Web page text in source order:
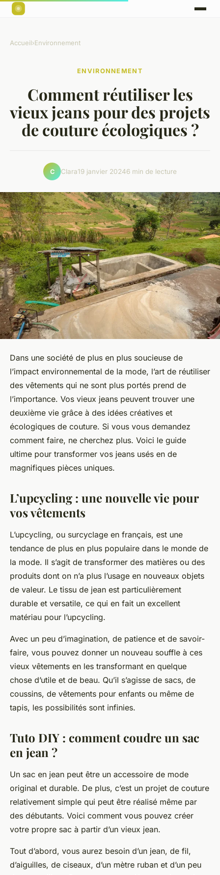
Accueil›Environnement
ENVIRONNEMENT
Comment réutiliser les
vieux jeans pour des projets
de couture écologiques ?
C Clara19 janvier 20246 min de lecture
Dans une société de plus en plus soucieuse de
l’impact environnemental de la mode, l’art de réutiliser
des vêtements qui ne sont plus portés prend de
l’importance. Vos vieux jeans peuvent trouver une
deuxième vie grâce à des idées créatives et
écologiques de couture. Si vous vous demandez
comment faire, ne cherchez plus. Voici le guide
ultime pour transformer vos jeans usés en de
magnifiques pièces uniques.
L’upcycling : une nouvelle vie pour
vos vêtements
L’upcycling, ou surcyclage en français, est une
tendance de plus en plus populaire dans le monde de
la mode. Il s’agit de transformer des matières ou des
produits dont on n’a plus l’usage en nouveaux objets
de valeur. Le tissu de jean est particulièrement
durable et versatile, ce qui en fait un excellent
matériau pour l’upcycling.
Avec un peu d’imagination, de patience et de savoir-
faire, vous pouvez donner un nouveau souffle à ces
vieux vêtements en les transformant en quelque
chose d’utile et de beau. Qu’il s’agisse de sacs, de
coussins, de vêtements pour enfants ou même de
tapis, les possibilités sont infinies.
Tuto DIY : comment coudre un sac
en jean ?
Un sac en jean peut être un accessoire de mode
original et durable. De plus, c’est un projet de couture
relativement simple qui peut être réalisé même par
des débutants. Voici comment vous pouvez créer
votre propre sac à partir d’un vieux jean.
Tout d’abord, vous aurez besoin d’un jean, de fil,
d’aiguilles, de ciseaux, d’un mètre ruban et d’un peu